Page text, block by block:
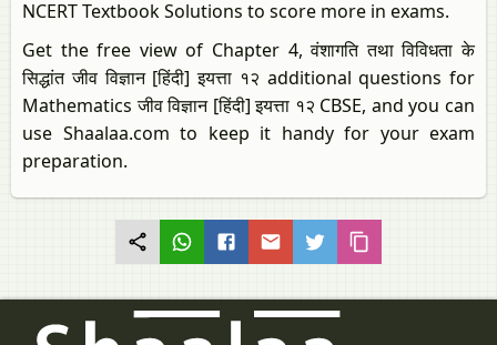
NCERT Textbook Solutions to score more in exams.
Get the free view of Chapter 4, वंशागति तथा विविधता के
सिद्धांत जीव विज्ञान [हिंदी] इयत्ता १२ additional questions for
Mathematics जीव विज्ञान [हिंदी] इयत्ता १२ CBSE, and you can
use Shaalaa.com to keep it handy for your exam
preparation.